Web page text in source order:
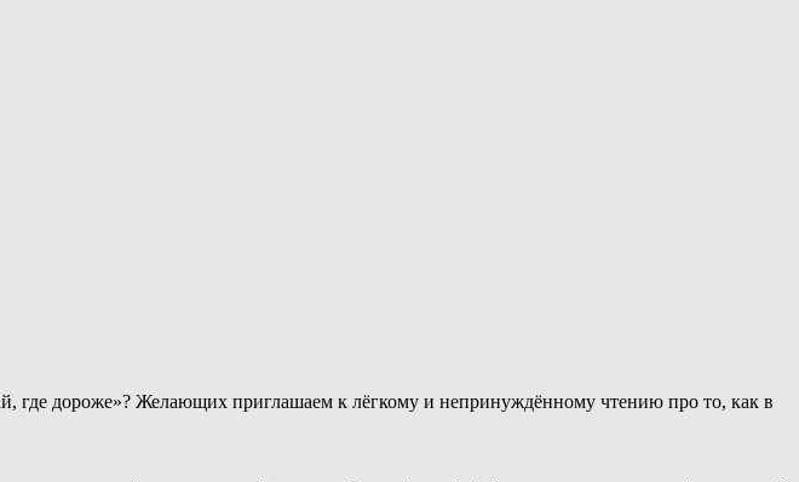
где дороже»? Желающих приглашаем к лёгкому и непринуждённому чтению про то, как в